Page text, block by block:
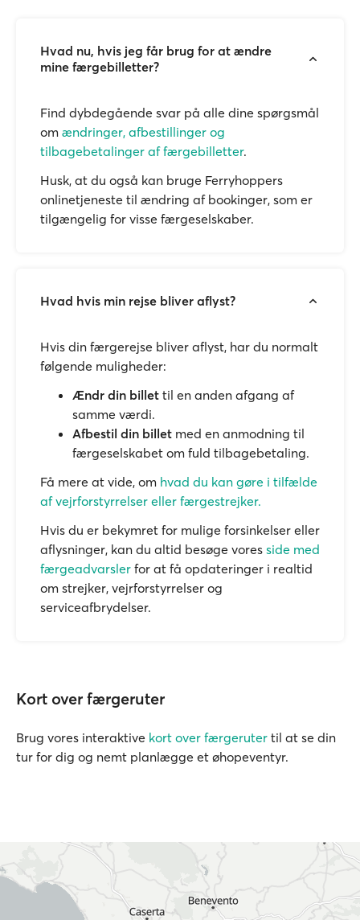
Hvad nu, hvis jeg får brug for at ændre
mine færgebilletter?
Find dybdegående svar på alle dine spørgsmål
om ændringer, afbestillinger og
tilbagebetalinger af færgebilletter.
Husk, at du også kan bruge Ferryhoppers
onlinetjeneste til ændring af bookinger, som er
tilgængelig for visse færgeselskaber.
Hvad hvis min rejse bliver aflyst?
Hvis din færgerejse bliver aflyst, har du normalt
følgende muligheder:
Ændr din billet til en anden afgang af
samme værdi.
Afbestil din billet med en anmodning til
færgeselskabet om fuld tilbagebetaling.
Få mere at vide, om hvad du kan gøre i tilfælde
af vejrforstyrrelser eller færgestrejker.
Hvis du er bekymret for mulige forsinkelser eller
aflysninger, kan du altid besøge vores side med
færgeadvarsler for at få opdateringer i realtid
om strejker, vejrforstyrrelser og
serviceafbrydelser.
Kort over færgeruter
Brug vores interaktive kort over færgeruter til at se din
tur for dig og nemt planlægge et øhopeventyr.